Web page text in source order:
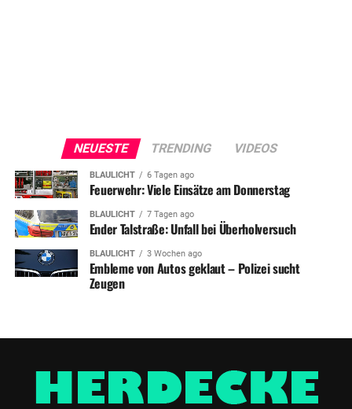
NEUESTE TRENDING VIDEOS
BLAULICHT 6 Tagen ago
Feuerwehr: Viele Einsätze am Donnerstag
BLAULICHT 7 Tagen ago
Ender Talstraße: Unfall bei Überholversuch
BLAULICHT 3 Wochen ago
Embleme von Autos geklaut – Polizei sucht
Zeugen